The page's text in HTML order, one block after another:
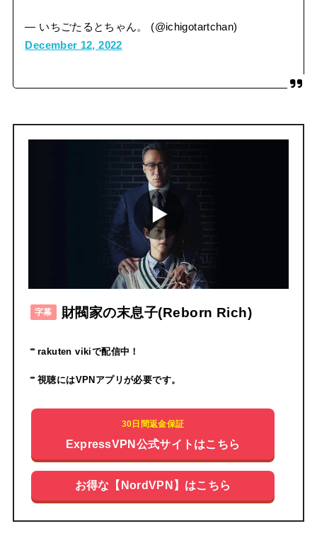
— いちごたるとちゃん。 (@ichigotartchan)
December 12, 2022
字幕 財閥家の末息子(Reborn Rich)
rakuten vikiで配信中！
視聴にはVPNアプリが必要です。
30日間返金保証
ExpressVPN公式サイトはこちら
お得な【NordVPN】はこちら